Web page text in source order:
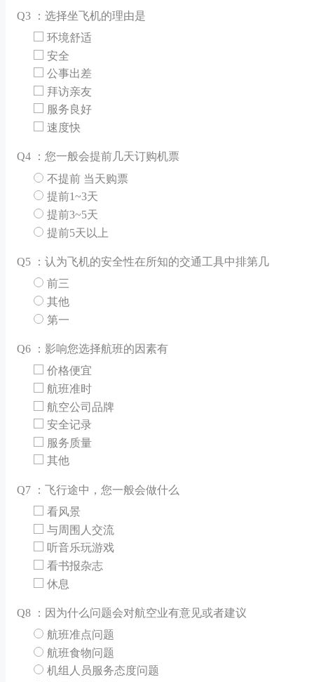
Q3 ：选择坐飞机的理由是
环境舒适
安全
公事出差
拜访亲友
服务良好
速度快
Q4 ：您一般会提前几天订购机票
不提前 当天购票
提前1~3天
提前3~5天
提前5天以上
Q5 ：认为飞机的安全性在所知的交通工具中排第几
前三
其他
第一
Q6 ：影响您选择航班的因素有
价格便宜
航班准时
航空公司品牌
安全记录
服务质量
其他
Q7 ：飞行途中，您一般会做什么
看风景
与周围人交流
听音乐玩游戏
看书报杂志
休息
Q8 ：因为什么问题会对航空业有意见或者建议
航班准点问题
航班食物问题
机组人员服务态度问题